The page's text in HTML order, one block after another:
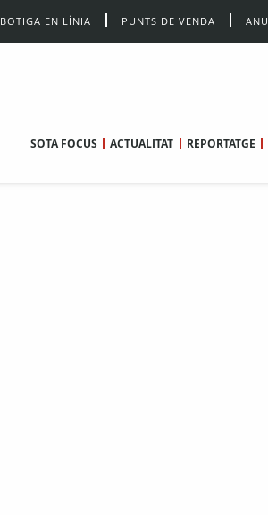
BOTIGA EN LÍNIA PUNTS DE VENDA
SOTA FOCUS ACTUALITAT REPORTATGE